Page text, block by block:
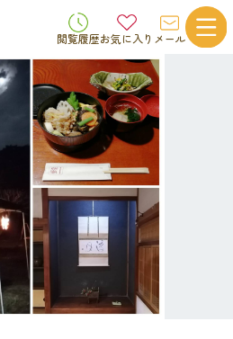
閲覧履歴お気に入り メール